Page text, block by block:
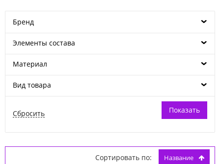
Бренд
Элементы состава
Материал
Вид товара
Сортировать по: название